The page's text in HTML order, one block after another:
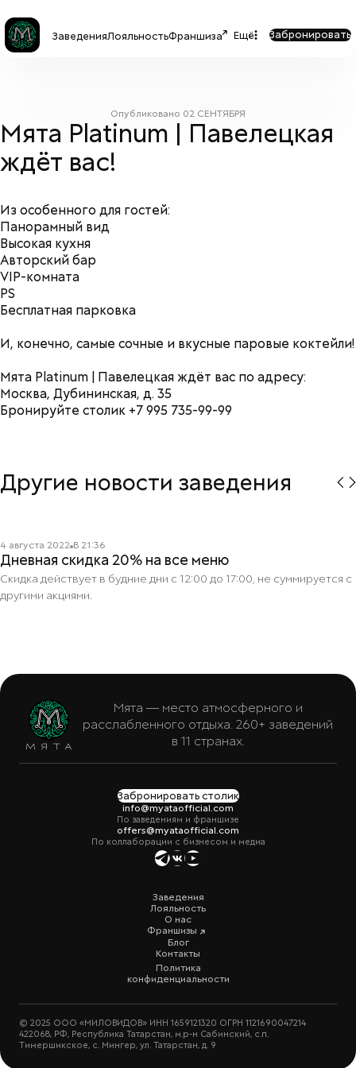
ЗаведенияЛояльностьФраншиза Ещё Забронировать
Опубликовано 02 СЕНТЯБРЯ
Мята Platinum | Павелецкая
ждёт вас!
Из особенного для гостей:
Панорамный вид
Высокая кухня
Авторский бар
VIP-комната
PS
Бесплатная парковка
И, конечно, самые сочные и вкусные паровые коктейли!
Мята Platinum | Павелецкая ждёт вас по адресу:
Москва, Дубининская, д. 35
Бронируйте столик +7 995 735-99-99
Другие новости заведения
4 августа 2022 В 21:36
Дневная скидка 20% на все меню
Скидка действует в будние дни с 12:00 до 17:00, не суммируется с
другими акциями.
Мята — место атмосферного и
расслабленного отдыха. 260+ заведений
в 11 странах.
Забронировать столик
info@myataofficial.com
По заведениям и франшизе
offers@myataofficial.com
По коллаборации с бизнесом и медиа
Заведения
Лояльность
О нас
Франшизы
Блог
Контакты
Политика
конфиденциальности
© 2025 ООО «МИЛОВИДОВ» ИНН 1659121320 ОГРН 1121690047214
422068, РФ, Республика Татарстан, м.р-н Сабинский, с.п.
Тимершикское, с. Мингер, ул. Татарстан, д. 9